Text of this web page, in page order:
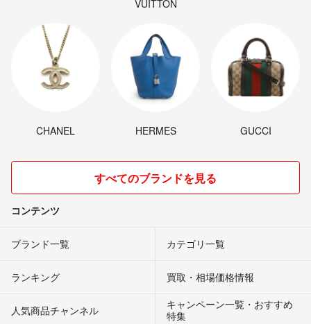
VUITTON
CHANEL HERMES GUCCI
すべてのブランドを見る
コンテンツ
ブランド一覧 カテゴリ一覧
ランキング 買取・相場価格情報
人気商品チャンネル
キャンペーン一覧・おすすめ
特集